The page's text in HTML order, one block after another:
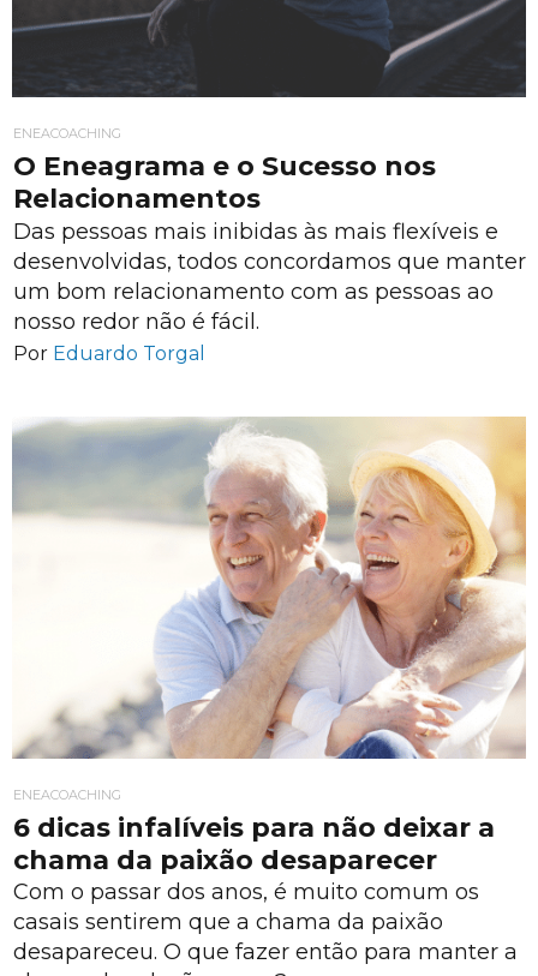
ENEACOACHING
O Eneagrama e o Sucesso nos
Relacionamentos
Das pessoas mais inibidas às mais flexíveis e
desenvolvidas, todos concordamos que manter
um bom relacionamento com as pessoas ao
nosso redor não é fácil.
Por Eduardo Torgal
ENEACOACHING
6 dicas infalíveis para não deixar a
chama da paixão desaparecer
Com o passar dos anos, é muito comum os
casais sentirem que a chama da paixão
desapareceu. O que fazer então para manter a